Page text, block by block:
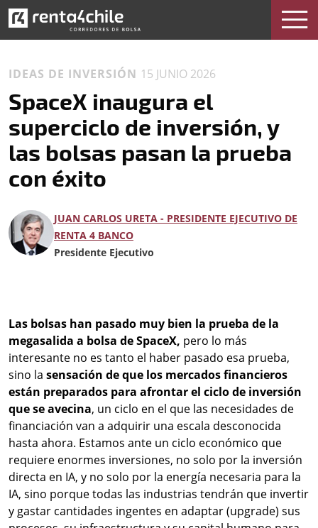
IDEAS DE INVERSIÓN 15 JUNIO 2026
SpaceX inaugura el
superciclo de inversión, y
las bolsas pasan la prueba
con éxito
JUAN CARLOS URETA - PRESIDENTE EJECUTIVO DE
RENTA 4 BANCO
Presidente Ejecutivo
Las bolsas han pasado muy bien la prueba de la
megasalida a bolsa de SpaceX, pero lo más
interesante no es tanto el haber pasado esa prueba,
sino la sensación de que los mercados financieros
están preparados para afrontar el ciclo de inversión
que se avecina, un ciclo en el que las necesidades de
financiación van a adquirir una escala desconocida
hasta ahora. Estamos ante un ciclo económico que
requiere enormes inversiones, no solo por la inversión
directa en IA, y no solo por la energía necesaria para la
IA, sino porque todas las industrias tendrán que invertir
y gastar cantidades ingentes en adaptar (upgrade) sus